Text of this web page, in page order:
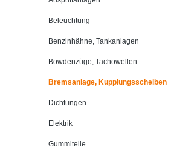
Beleuchtung
Benzinhähne, Tankanlagen
Bowdenzüge, Tachowellen
Bremsanlage, Kupplungsscheiben
Dichtungen
Elektrik
Gummiteile